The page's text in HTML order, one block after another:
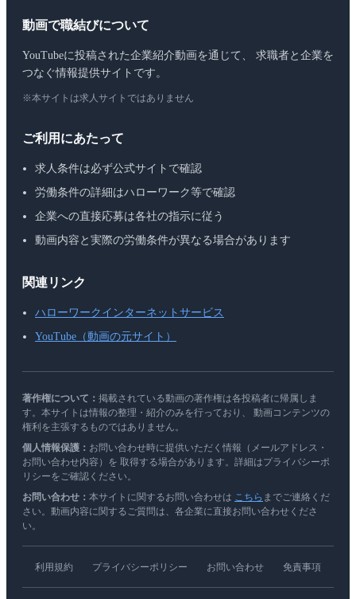
動画で職結びについて
YouTubeに投稿された企業紹介動画を通じて、 求職者と企業を
つなぐ情報提供サイトです。
※本サイトは求人サイトではありません
ご利用にあたって
求人条件は必ず公式サイトで確認
労働条件の詳細はハローワーク等で確認
企業への直接応募は各社の指示に従う
動画内容と実際の労働条件が異なる場合があります
関連リンク
ハローワークインターネットサービス
YouTube（動画の元サイト）
著作権について： 掲載されている動画の著作権は各投稿者に帰属しま
す。本サイトは情報の整理・紹介のみを行っており、 動画コンテンツの
権利を主張するものではありません。
個人情報保護： お問い合わせ時に提供いただく情報（メールアドレス・
お問い合わせ内容）を 取得する場合があります。詳細はプライバシーポ
リシーをご確認ください。
お問い合わせ： 本サイトに関するお問い合わせは こちら までご連絡くだ
さい。動画内容に関するご質問は、各企業に直接お問い合わせくださ
い。
利用規約 プライバシーポリシー お問い合わせ 免責事項